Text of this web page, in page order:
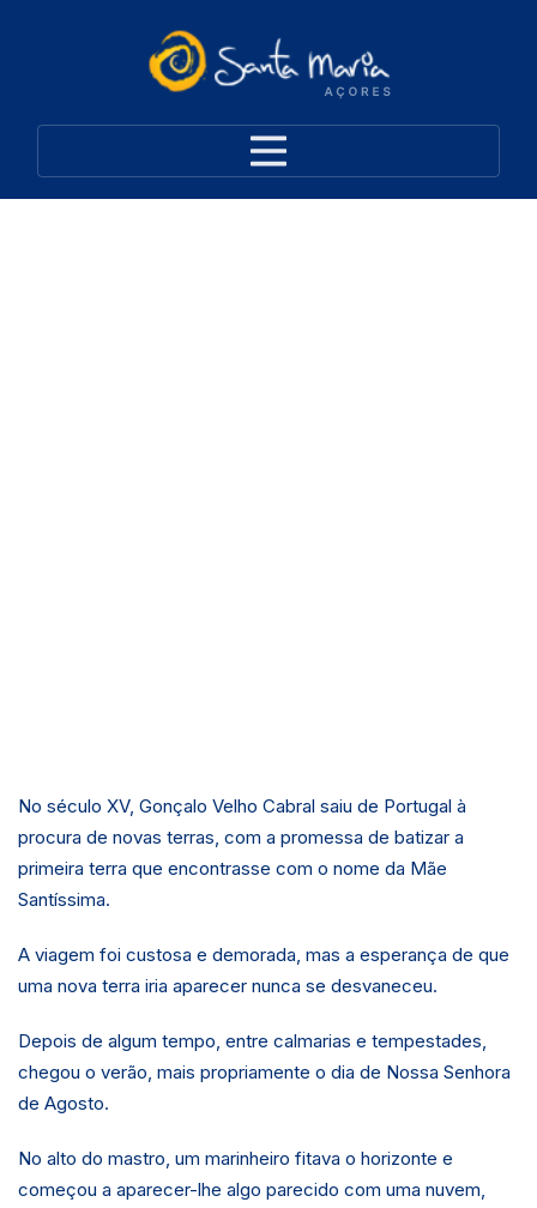
No século XV, Gonçalo Velho Cabral saiu de Portugal à
procura de novas terras, com a promessa de batizar a
primeira terra que encontrasse com o nome da Mãe
Santíssima.
A viagem foi custosa e demorada, mas a esperança de que
uma nova terra iria aparecer nunca se desvaneceu.
Depois de algum tempo, entre calmarias e tempestades,
chegou o verão, mais propriamente o dia de Nossa Senhora
de Agosto.
No alto do mastro, um marinheiro fitava o horizonte e
começou a aparecer-lhe algo parecido com uma nuvem,